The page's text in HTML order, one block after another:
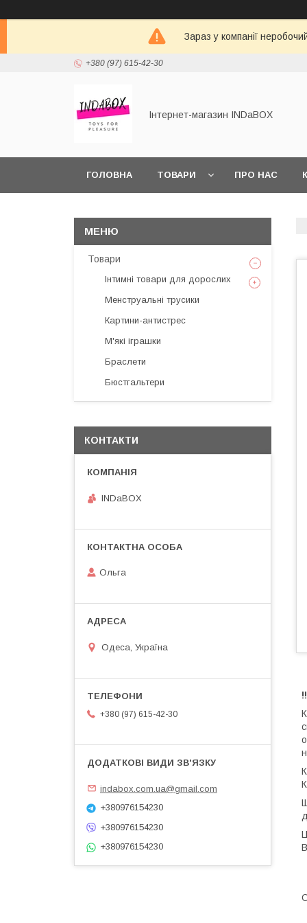
Зараз у компанії
+380 (97) 615-42-30
Інтернет-магазин INDaBOX
ГОЛОВНА ТОВАРИ ПРО НАС
Товари
Інтимні товари для дорослих
Менструальні трусики
Картини-антистрес
М'які іграшки
Браслети
Бюстгальтери
КОНТАКТИ
INDaBOX
Ольга
Одеса, Україна
+380 (97) 615-42-30
indabox.com.ua@gmail.com
+380976154230
+380976154230
+380976154230